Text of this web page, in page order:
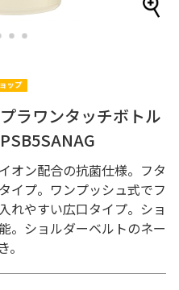
4 5
ラワンタッチボトル
オン配合の抗菌仕様。フタ
イプ。ワンプッシュ式でフ
れやすい広口タイプ。ショ
。ショルダーベルトのネー